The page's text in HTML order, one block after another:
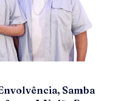
Samba